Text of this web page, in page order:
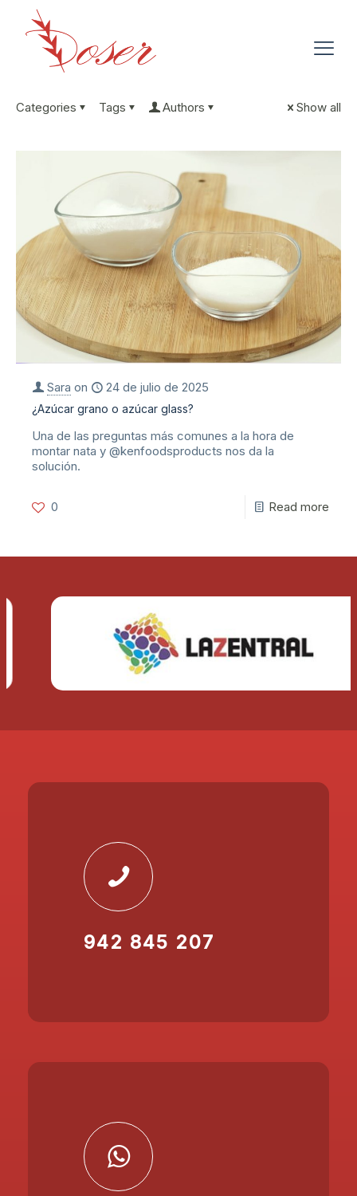
Categories Tags Authors Show all
Sara on 24 de julio de 2025
¿Azúcar grano o azúcar glass?
Una de las preguntas más comunes a la hora de
montar nata y @kenfoodsproducts nos da la
solución.
0 Read more
942 845 207